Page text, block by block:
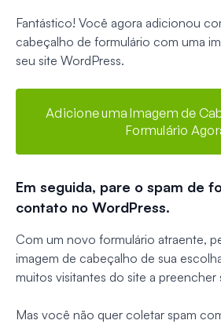
Fantástico! Você agora adicionou
cabeçalho de formulário com uma
seu site WordPress.
Adicione uma Imagem de
Formulário
Em seguida, pare o spam de
contato no WordPress.
Com um novo formulário atraente,
imagem de cabeçalho de sua
muitos visitantes do site a preencher
Mas você não quer coletar spam